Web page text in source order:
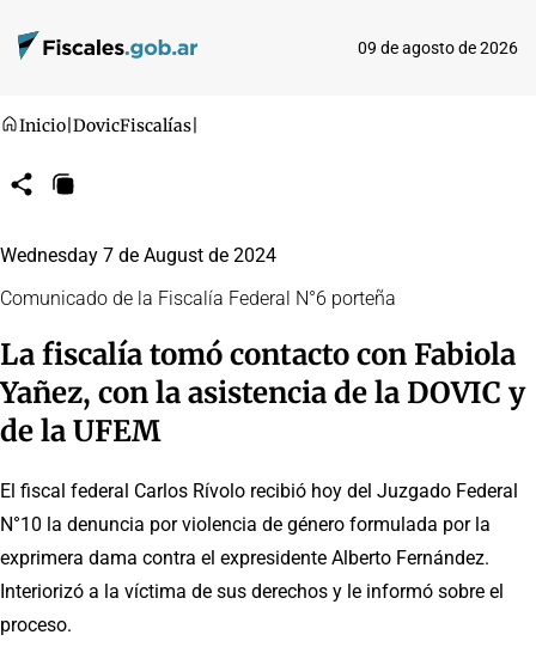
09 de agosto de 2026
Inicio DovicFiscalías
CompartirCopiar
Wednesday 7 de August de 2024
Comunicado de la Fiscalía Federal N°6 porteña
La fiscalía tomó contacto con Fabiola
Yañez, con la asistencia de la DOVIC y
de la UFEM
El fiscal federal Carlos Rívolo recibió hoy del Juzgado Federal
N°10 la denuncia por violencia de género formulada por la
exprimera dama contra el expresidente Alberto Fernández.
Interiorizó a la víctima de sus derechos y le informó sobre el
proceso.